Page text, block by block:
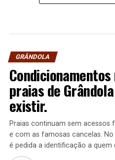
GRÂNDOLA
praias de
existir.
Praias continuam sem acessos
e com as famosas cancelas.
é pedida a identificação a quem